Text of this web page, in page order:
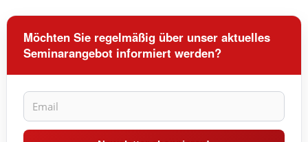
Möchten Sie regelmäßig über unser aktuelles
Seminarangebot informiert werden?